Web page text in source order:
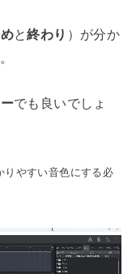
と終わり ）が分か
でも良いでしょ
りやすい音色にする必